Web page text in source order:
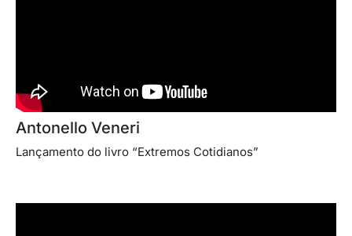
Antonello Veneri
Lançamento do livro “Extremos Cotidianos”